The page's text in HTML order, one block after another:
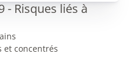
- Risques liés à
et concentrés